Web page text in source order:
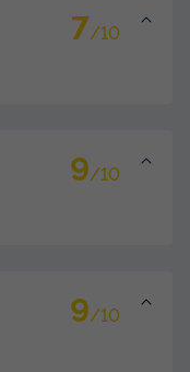
- Chalet sur pilotis
7/10
9/10
9/10